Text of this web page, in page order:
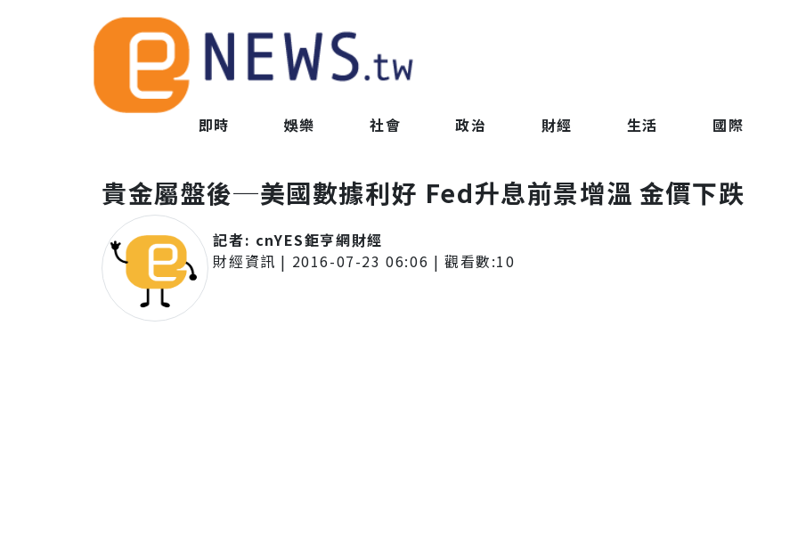
即時 娛樂 社會 政治 財經 生活 國際
貴金屬盤後─美國數據利好 Fed升息前景增溫 金價下跌
記者: cnYES鉅亨網財經
財經資訊 | 2016-07-23 06:06 | 觀看數:10